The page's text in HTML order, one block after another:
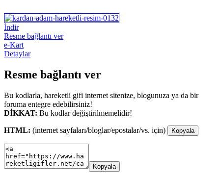
İndir
Resme bağlantı ver
e-Kart
Detaylar
Resme bağlantı ver
Bu kodlarla, hareketli gifi internet sitenize, blogunuza ya da bir
foruma entegre edebilirsiniz!
DİKKAT: Bu kodlar değiştirilmemelidir!
HTML: (internet sayfaları/bloglar/epostalar/vs. için) Kopyala
Kopyala